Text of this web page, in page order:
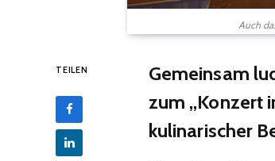
Auch
TEILEN
Gemeinsam
zum „Konzert
kulinarischer